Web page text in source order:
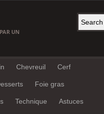
UN
Chevreuil Cerf
Foie gras
Technique Astuces